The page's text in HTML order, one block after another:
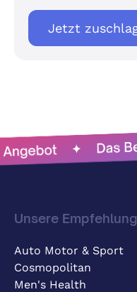
Jetzt
Unsere
Auto Motor & Sport
Cosmopolitan
Men's Health